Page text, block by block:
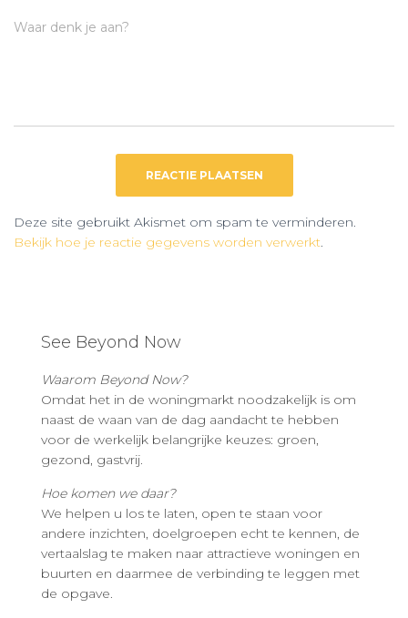
Waar denk je aan?
Deze site gebruikt Akismet om spam te verminderen.
Bekijk hoe je reactie gegevens worden verwerkt.
See Beyond Now
Waarom Beyond Now?
Omdat het in de woningmarkt noodzakelijk is om
naast de waan van de dag aandacht te hebben
voor de werkelijk belangrijke keuzes: groen,
gezond, gastvrij.
Hoe komen we daar?
We helpen u los te laten, open te staan voor
andere inzichten, doelgroepen echt te kennen, de
vertaalslag te maken naar attractieve woningen en
buurten en daarmee de verbinding te leggen met
de opgave.